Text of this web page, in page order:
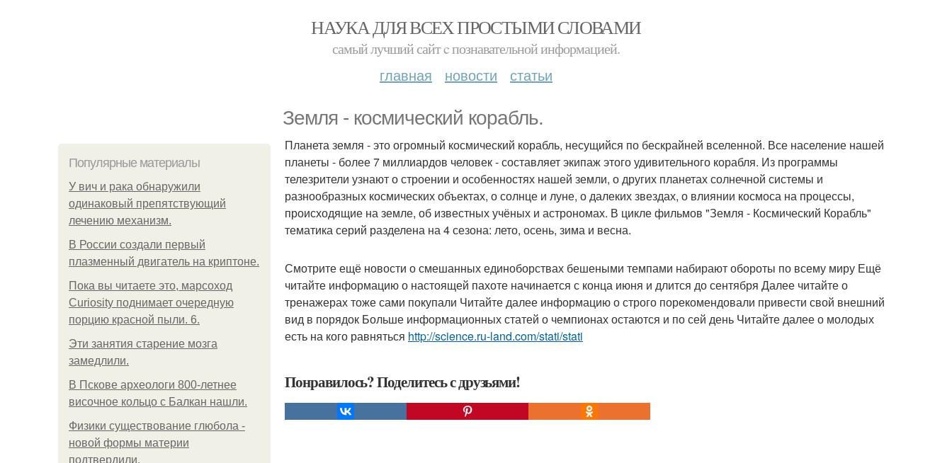
НАУКА ДЛЯ ВСЕХ ПРОСТЫМИ СЛОВАМИ
самый лучший сайт c познавательной информацией.
главная новости статьи
Земля - космический корабль.
Популярные материалы
У вич и рака обнаружили
одинаковый препятствующий
лечению механизм.
В России создали первый
плазменный двигатель на криптоне.
Пока вы читаете это, марсоход
Curiosity поднимает очередную
порцию красной пыли. 6.
Эти занятия старение мозга
замедлили.
В Пскове археологи 800-летнее
височное кольцо с Балкан нашли.
Физики существование глюбола -
новой формы материи
подтвердили.
Планета земля - это огромный космический корабль, несущийся по бескрайней вселенной. Все население нашей
планеты - более 7 миллиардов человек - составляет экипаж этого удивительного корабля. Из программы
телезрители узнают о строении и особенностях нашей земли, о других планетах солнечной системы и
разнообразных космических объектах, о солнце и луне, о далеких звездах, о влиянии космоса на процессы,
происходящие на земле, об известных учёных и астрономах. В цикле фильмов "Земля - Космический Корабль"
тематика серий разделена на 4 сезона: лето, осень, зима и весна.
Смотрите ещё новости о смешанных единоборствах бешеными темпами набирают обороты по всему миру Ещё
читайте информацию о настоящей пахоте начинается с конца июня и длится до сентября Далее читайте о
тренажерах тоже сами покупали Читайте далее информацию о строго порекомендовали привести свой внешний
вид в порядок Больше информационных статей о чемпионах остаются и по сей день Читайте далее о молодых
есть на кого равняться http://science.ru-land.com/stati/stati
Понравилось? Поделитесь с друзьями!